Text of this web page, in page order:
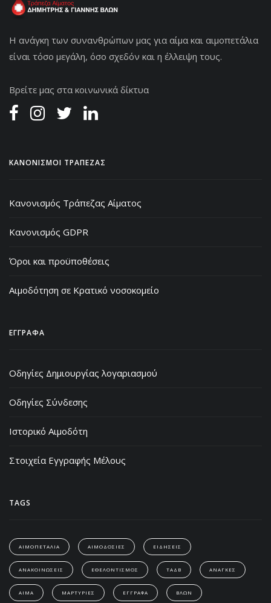
Η ανάγκη των συνανθρώπων μας για αίμα και αιμοπετάλια
είναι τόσο μεγάλη, όσο σχεδόν και η έλλειψη τους.
Βρείτε μας στα κοινωνικά δίκτυα
ΚΑΝΟΝΙΣΜΟΙ ΤΡΑΠΕΖΑΣ
Κανονισμός Τράπεζας Αίματος
Κανονισμός GDPR
Όροι και προϋποθέσεις
Αιμοδότηση σε Κρατικό νοσοκομείο
ΕΓΓΡΑΦΑ
Οδηγίες Δημιουργίας λογαριασμού
Οδηγίες Σύνδεσης
Ιστορικό Αιμοδότη
Στοιχεία Εγγραφής Μέλους
TAGS
ΑΙΜΟΠΕΤΑΛΙΑ ΑΙΜΟΔΟΣΙΕΣ ΕΙΔΗΣΕΙΣ
ΑΝΑΚΟΙΝΩΣΕΙΣ ΕΘΕΛΟΝΤΙΣΜΟΣ ΤΑΔΒ ΑΝΑΓΚΕΣ
ΑΙΜΑ ΜΑΡΤΥΡΙΕΣ ΕΓΓΡΑΦΑ ΒΛΩΝ